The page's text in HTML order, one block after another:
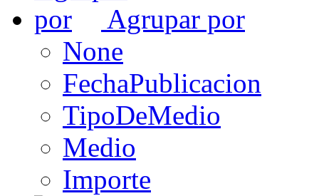
Agrupar por
None
FechaPublicacion
TipoDeMedio
Medio
Importe